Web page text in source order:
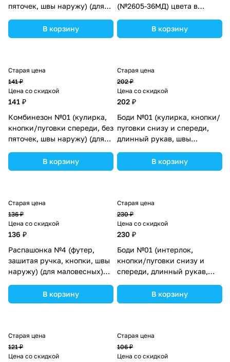
пяточек, швы наружу) (для
цвета в ассортименте.
В корзину
(№2605-36МД) цвета в
В корзину
Старая цена
141 ₽
Цена со скидкой
141 ₽
Комбинезон №01 (кулирка,
кнопки/пуговки спереди, без
пяточек, швы наружу) (для
цвета в ассортименте.
В корзину
Старая цена
202 ₽
Цена со скидкой
202 ₽
Боди №01 (кулирка, кнопки/
пуговки снизу и спереди,
длинный рукав, швы
(№0144-50МД) цвета в
ассортименте.
В корзину
Старая цена
136 ₽
Цена со скидкой
136 ₽
Распашонка №4 (футер,
зашитая ручка, кнопки, швы
наружу) (для маловесных)
ассортименте.В корзину
Старая цена
230 ₽
Цена со скидкой
230 ₽
Боди №01 (интерлок,
кнопки/пуговки снизу и
спереди, длинный рукав,
маловесных) (№0146-50МД)
цвета в ассортименте.
В корзину
Старая цена
121 ₽
Цена со скидкой
Старая цена
106 ₽
Цена со скидкой